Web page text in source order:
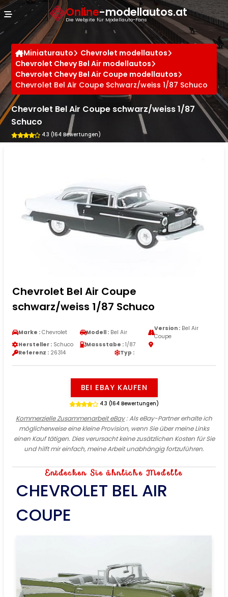
Online-modellautos.at
Die Website für Modellauto-Fans
Miniaturauto
Chevrolet modellautos
Chevrolet Chevy Bel Air modellautos
Chevrolet Chevy Bel Air Coupe modellautos
Chevrolet Bel Air Coupe Schwarz/weiss 1/87 Schuco
Chevrolet Bel Air Coupe schwarz/weiss 1/87
Schuco
4.3 (164 Bewertungen)
Chevrolet Bel Air Coupe
schwarz/weiss 1/87 Schuco
Marke : Chevrolet Modell : Bel Air
Version :Bel Air
Coupe
Hersteller : Schuco Massstabe : 1/87
Referenz : 26314 Typ :
BEI EBAY KAUFEN
4.3 (164 Bewertungen)
Kommerzielle Zusammenarbeit eBay: Als eBay-Partner erhalte ich
möglicherweise eine kleine Provision, wenn Sie über meine Links
einen Kauf tätigen. Dies verursacht keine zusätzlichen Kosten für Sie
und hilft mir einfach, meine Arbeit unabhängig fortzuführen.
Entdecken Sie ähnliche Modelle
CHEVROLET BEL AIR
COUPE
Cookie-Einstellungen